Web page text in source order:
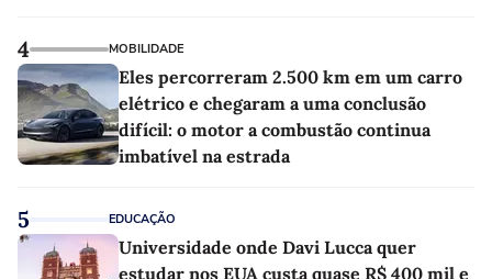
4 MOBILIDADE
Eles percorreram 2.500 km em um carro
elétrico e chegaram a uma conclusão
difícil: o motor a combustão continua
imbatível na estrada
5 EDUCAÇÃO
Universidade onde Davi Lucca quer
estudar nos EUA custa quase R$ 400 mil e